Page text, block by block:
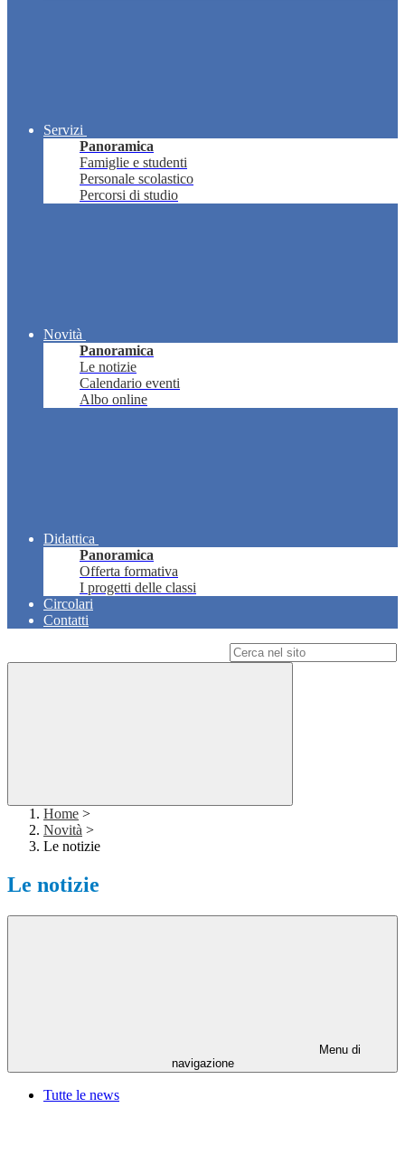
Servizi
Panoramica
Famiglie e studenti
Personale scolastico
Percorsi di studio
Novità
Panoramica
Le notizie
Calendario eventi
Albo online
Didattica
Panoramica
Offerta formativa
I progetti delle classi
Circolari
Contatti
Home >
Novità >
Le notizie
Le notizie
Menu di
navigazione
Tutte le news